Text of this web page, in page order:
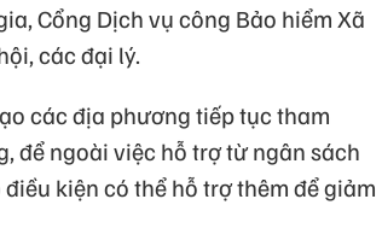
Cổng Dịch vụ công Bảo hiểm Xã
các đại lý.
các địa phương tiếp tục tham
để ngoài việc hỗ trợ từ ngân sách
kiện có thể hỗ trợ thêm để giảm